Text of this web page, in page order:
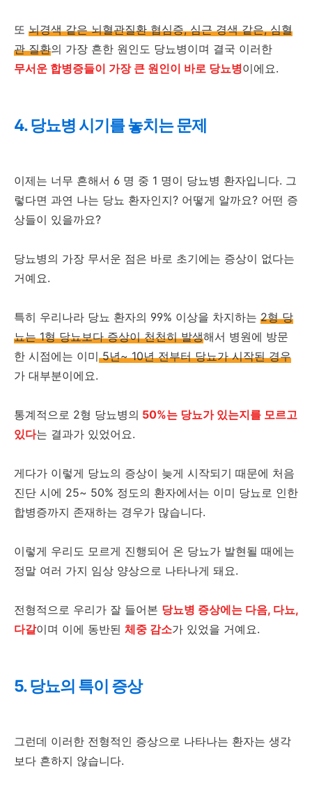
또 뇌경색 같은 뇌혈관질환 협심증, 심근 경색 같은, 심혈
관 질환의 가장 흔한 원인도 당뇨병이며 결국 이러한
무서운 합병증들이 가장 큰 원인이 바로 당뇨병이에요.
4. 당뇨병 시기를 놓치는 문제
이제는 너무 흔해서 6 명 중 1 명이 당뇨병 환자입니다. 그
렇다면 과연 나는 당뇨 환자인지? 어떻게 알까요? 어떤 증
상들이 있을까요?
당뇨병의 가장 무서운 점은 바로 초기에는 증상이 없다는
거예요.
특히 우리나라 당뇨 환자의 99% 이상을 차지하는 2형 당
뇨는 1형 당뇨보다 증상이 천천히 발생해서 병원에 방문
한 시점에는 이미5년~ 10년 전부터 당뇨가 시작된 경우
가 대부분이에요.
통계적으로 2형 당뇨병의 50%는 당뇨가 있는지를 모르고
있다는 결과가 있었어요.
게다가 이렇게 당뇨의 증상이 늦게 시작되기 때문에 처음
진단 시에 25~ 50% 정도의 환자에서는 이미 당뇨로 인한
합병증까지 존재하는 경우가 많습니다.
이렇게 우리도 모르게 진행되어 온 당뇨가 발현될 때에는
정말 여러 가지 임상 양상으로 나타나게 돼요.
전형적으로 우리가 잘 들어본 당뇨병 증상에는 다음, 다뇨,
다갈이며 이에 동반된 체중 감소가 있었을 거예요.
5. 당뇨의 특이 증상
그런데 이러한 전형적인 증상으로 나타나는 환자는 생각
보다 흔하지 않습니다.